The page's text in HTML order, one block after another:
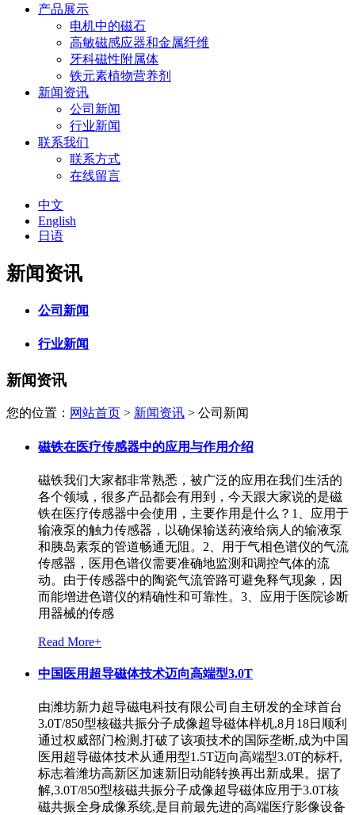
产品展示
电机中的磁石
高敏磁感应器和金属纤维
牙科磁性附属体
铁元素植物营养剂
新闻资讯
公司新闻
行业新闻
联系我们
联系方式
在线留言
中文
English
日语
新闻资讯
公司新闻
行业新闻
新闻资讯
您的位置： 网站首页 > 新闻资讯 > 公司新闻
磁铁在医疗传感器中的应用与作用介绍
磁铁我们大家都非常熟悉，被广泛的应用在我们生活的
各个领域，很多产品都会有用到，今天跟大家说的是磁
铁在医疗传感器中会使用，主要作用是什么？1、应用于
输液泵的触力传感器，以确保输送药液给病人的输液泵
和胰岛素泵的管道畅通无阻。2、用于气相色谱仪的气流
传感器，医用色谱仪需要准确地监测和调控气体的流
动。由于传感器中的陶瓷气流管路可避免释气现象，因
而能增进色谱仪的精确性和可靠性。3、应用于医院诊断
用器械的传感
Read More+
中国医用超导磁体技术迈向高端型3.0T
由潍坊新力超导磁电科技有限公司自主研发的全球首台
3.0T/850型核磁共振分子成像超导磁体样机,8月18日顺利
通过权威部门检测,打破了该项技术的国际垄断,成为中国
医用超导磁体技术从通用型1.5T迈向高端型3.0T的标杆,
标志着潍坊高新区加速新旧动能转换再出新成果。据了
解,3.0T/850型核磁共振分子成像超导磁体应用于3.0T核
磁共振全身成像系统,是目前最先进的高端医疗影像设备